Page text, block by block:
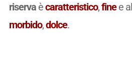
riservaècaratteristico,finee
morbido,dolce.